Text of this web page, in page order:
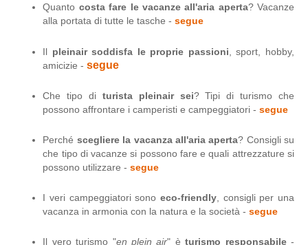
Quanto costa fare le vacanze all'aria aperta? Vacanze
alla portata di tutte le tasche -segue
Il pleinair soddisfa le proprie passioni , sport, hobby,
amicizie -segue
Che tipo di turista pleinair sei? Tipi di turismo che
possono affrontare i camperisti e campeggiatori -segue
Perché scegliere la vacanza all'aria aperta? Consigli su
che tipo di vacanze si possono fare e quali attrezzature si
possono utilizzare -segue
I veri campeggiatori sono eco-friendly , consigli per una
vacanza in armonia con la natura e la società -segue
Il vero turismo "en plein air" è turismo responsabile-